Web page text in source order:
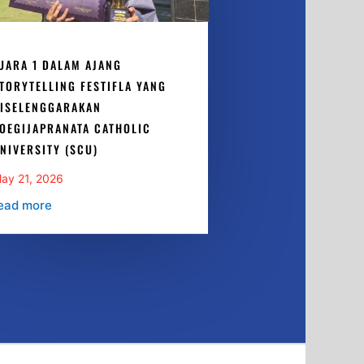
1 DALAM AJANG
FESTIFLA YANG
CATHOLIC
(SCU)
21, 2026
more